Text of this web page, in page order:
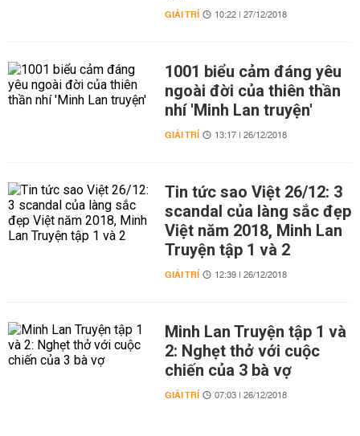
GIẢI TRÍ 10:22 | 27/12/2018
1001 biểu cảm đáng yêu
ngoài đời của thiên thần
nhí 'Minh Lan truyện'
GIẢI TRÍ 13:17 | 26/12/2018
Tin tức sao Việt 26/12: 3
scandal của làng sắc đẹp
Việt năm 2018, Minh Lan
Truyện tập 1 và 2
GIẢI TRÍ 12:39 | 26/12/2018
Minh Lan Truyện tập 1 và
2: Nghẹt thở với cuộc
chiến của 3 bà vợ
GIẢI TRÍ 07:03 | 26/12/2018